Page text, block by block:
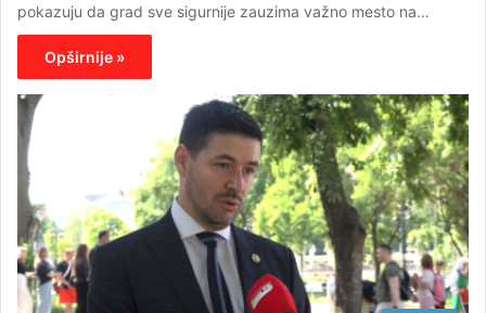
pokazuju da grad sve sigurnije zauzima važno mesto na…
Opširnije »